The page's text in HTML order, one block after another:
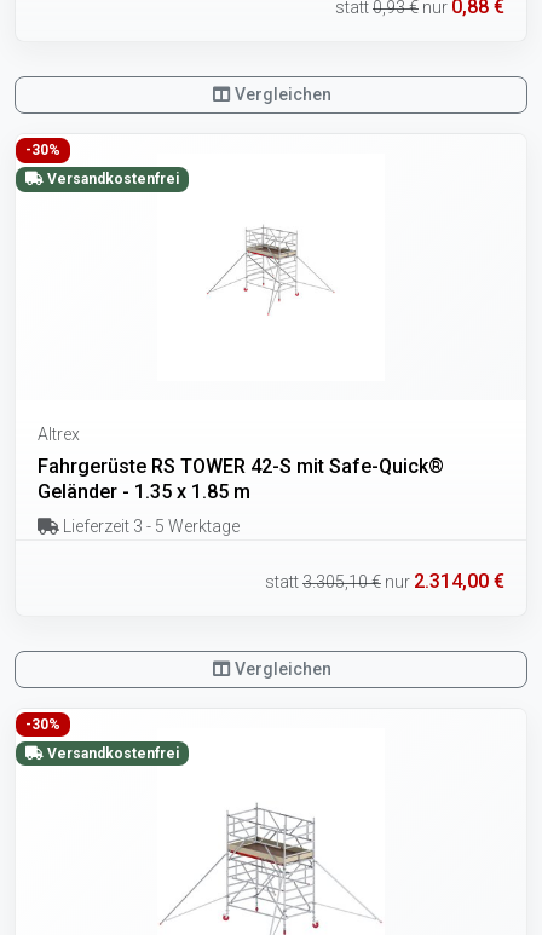
statt0,93 € nur 0,88 €
Vergleichen
-30%
Versandkostenfrei
Altrex
Fahrgerüste RS TOWER 42-S mit Safe-Quick®
Geländer - 1.35 x 1.85 m
Lieferzeit 3 - 5 Werktage
statt3.305,10 € nur 2.314,00 €
Vergleichen
-30%
Versandkostenfrei